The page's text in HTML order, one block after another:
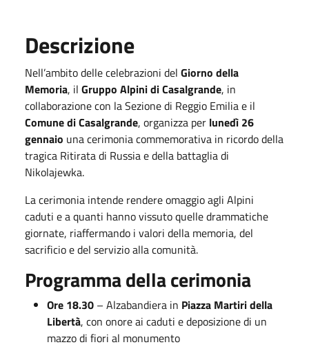
Descrizione
Nell’ambito delle celebrazioni del Giorno della
Memoria, il Gruppo Alpini di Casalgrande, in
collaborazione con la Sezione di Reggio Emilia e il
Comune di Casalgrande, organizza per lunedì 26
gennaio una cerimonia commemorativa in ricordo della
tragica Ritirata di Russia e della battaglia di
Nikolajewka.
La cerimonia intende rendere omaggio agli Alpini
caduti e a quanti hanno vissuto quelle drammatiche
giornate, riaffermando i valori della memoria, del
sacrificio e del servizio alla comunità.
Programma della cerimonia
Ore 18.30 – Alzabandiera in Piazza Martiri della
Libertà, con onore ai caduti e deposizione di un
mazzo di fiori al monumento